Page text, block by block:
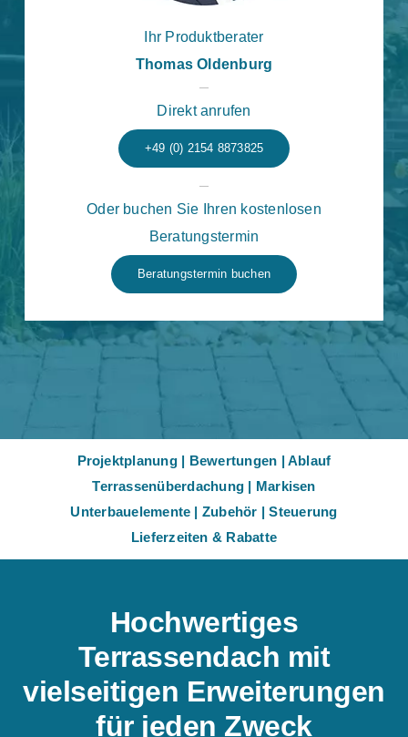
Ihr Produktberater
Thomas Oldenburg
Direkt anrufen
+49 (0) 2154 8873825
Oder buchen Sie Ihren kostenlosen
Beratungstermin
Beratungstermin buchen
Projektplanung| Bewertungen |Ablauf
Terrassenüberdachung | Markisen
Unterbauelemente | Zubehör |Steuerung
Lieferzeiten & Rabatte
Hochwertiges
Terrassendach mit
vielseitigen Erweiterungen
für jeden Zweck